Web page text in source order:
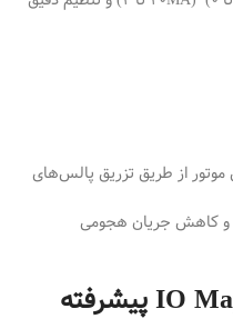
موتور از طریق تزریق پالس‌های
و کاهش جریان هجومی